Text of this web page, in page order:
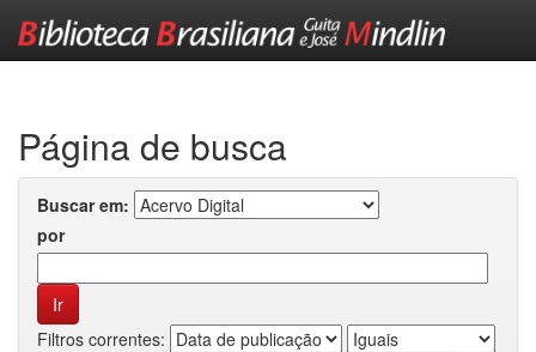
Página de busca
Buscar em:
por
Filtros correntes: